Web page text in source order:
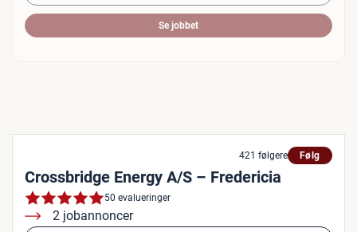
Se jobbet
421 følgere Følg
Crossbridge Energy A/S – Fredericia
50 evalueringer
2 jobannoncer